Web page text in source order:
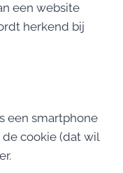
een website
herkend bij
een smartphone
de cookie (dat wil